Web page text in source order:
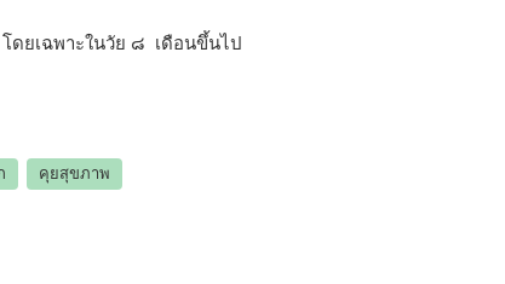
ดยเฉพาะในวัย ๘ เดือนขึ้นไป
คุยสุขภาพ